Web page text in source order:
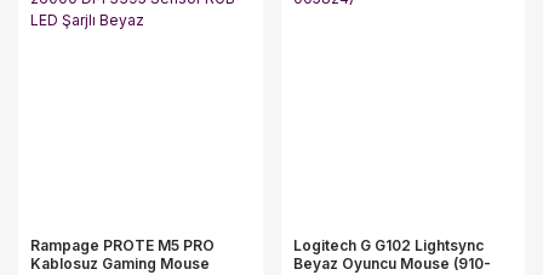
Rampage PROTE M5 PRO
Kablosuz Gaming Mouse
Logitech G G102 Lightsync
Beyaz Oyuncu Mouse (910-